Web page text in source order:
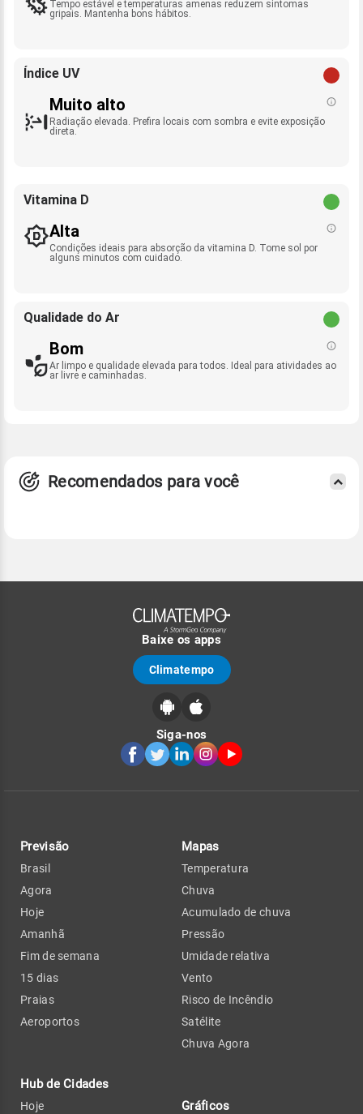
Tempo estável e temperaturas amenas reduzem sintomas
gripais. Mantenha bons hábitos.
Índice UV
Muito alto
Radiação elevada. Prefira locais com sombra e evite exposição
direta.
Vitamina D
Alta
Condições ideais para absorção da vitamina D. Tome sol por
alguns minutos com cuidado.
Qualidade do Ar
Bom
Ar limpo e qualidade elevada para todos. Ideal para atividades ao
ar livre e caminhadas.
Recomendados para você
Baixe os apps
Climatempo
Siga-nos
Previsão
Brasil
Agora
Hoje
Amanhã
Fim de semana
15 dias
Praias
Aeroportos
Hub de Cidades
Hoje
Mapas
Temperatura
Chuva
Acumulado de chuva
Pressão
Umidade relativa
Vento
Risco de Incêndio
Satélite
Chuva Agora
Gráficos